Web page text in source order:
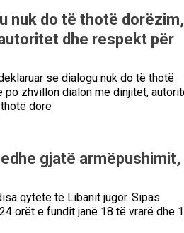
nuk do të thotë dorëzim,
dhe respekt për
se dialogu nuk do të thotë
zhvillon dialon me dinjitet,
dorë
gjatë armëpushimit,
qytete të Libanit jugor. Sipas
orët e fundit janë 18 të vrarë dhe